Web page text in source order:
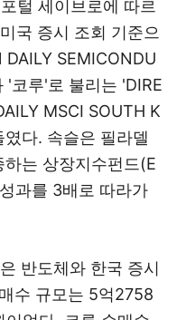
털 세이브로에 따르
국 증시 조회 기준으
SEMICONDU
'코루'로 불리는 'DIRE
MSCI SOUTH K
다. 속슬은 필라델
는 상장지수펀드(E
과를 3배로 따라가
반도체와 한국 증시
수 규모는 5억2758